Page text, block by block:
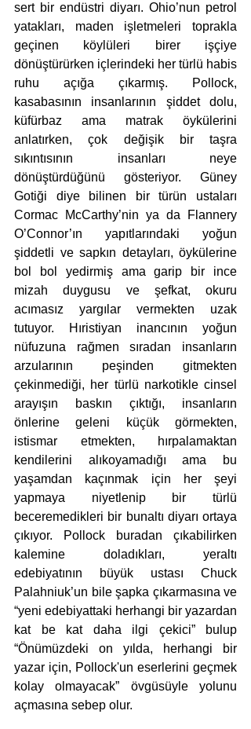
sert bir endüstri diyarı. Ohio’nun petrol
yatakları, maden işletmeleri toprakla
geçinen köylüleri birer işçiye
dönüştürürken içlerindeki her türlü habis
ruhu açığa çıkarmış. Pollock,
kasabasının insanlarının şiddet dolu,
küfürbaz ama matrak öykülerini
anlatırken, çok değişik bir taşra
sıkıntısının insanları neye
dönüştürdüğünü gösteriyor. Güney
Gotiği diye bilinen bir türün ustaları
Cormac McCarthy’nin ya da Flannery
O’Connor’ın yapıtlarındaki yoğun
şiddetli ve sapkın detayları, öykülerine
bol bol yedirmiş ama garip bir ince
mizah duygusu ve şefkat, okuru
acımasız yargılar vermekten uzak
tutuyor. Hıristiyan inancının yoğun
nüfuzuna rağmen sıradan insanların
arzularının peşinden gitmekten
çekinmediği, her türlü narkotikle cinsel
arayışın baskın çıktığı, insanların
önlerine geleni küçük görmekten,
istismar etmekten, hırpalamaktan
kendilerini alıkoyamadığı ama bu
yaşamdan kaçınmak için her şeyi
yapmaya niyetlenip bir türlü
beceremedikleri bir bunaltı diyarı ortaya
çıkıyor. Pollock buradan çıkabilirken
kalemine doladıkları, yeraltı
edebiyatının büyük ustası Chuck
Palahniuk’un bile şapka çıkarmasına ve
“yeni edebiyattaki herhangi bir yazardan
kat be kat daha ilgi çekici” bulup
“Önümüzdeki on yılda, herhangi bir
yazar için, Pollock'un eserlerini geçmek
kolay olmayacak” övgüsüyle yolunu
açmasına sebep olur.